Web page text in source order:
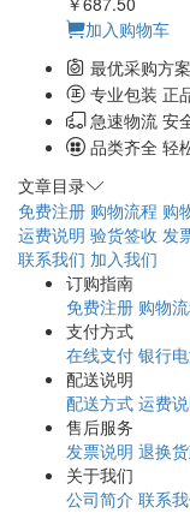
加入购物车
最优采购方案
专业包装 正
急速物流 安
品类齐全 轻
文章目录
免费注册 购物流程 购
运费说明 验货签收 发
联系我们 加入我们
订购指南
免费注册 购物
支付方式
在线支付 银行
配送说明
配送方式 运费
售后服务
发票说明 退换
关于我们
公司简介 联系